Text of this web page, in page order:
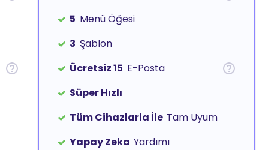
5 Menü Öğesi
3 Şablon
Ücretsiz 15 E-Posta
Süper Hızlı
Tüm Cihazlarla İle Tam Uyum
Yapay Zeka Yardımı